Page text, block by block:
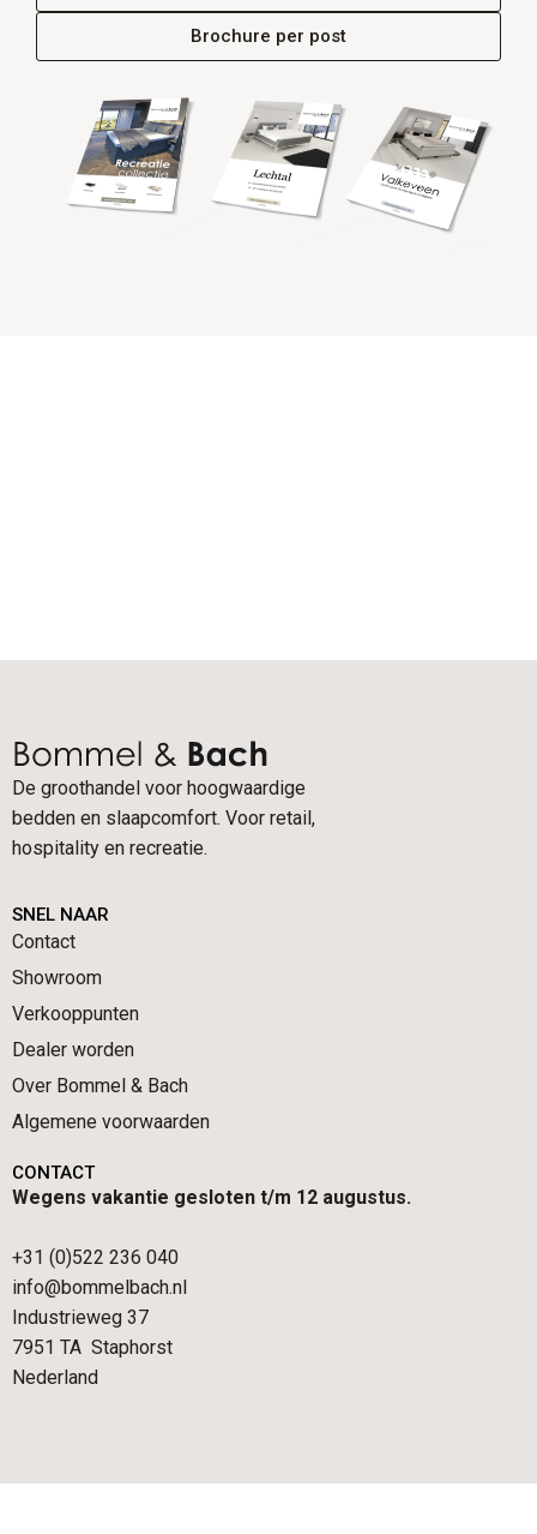
Brochure per post
De groothandel voor hoogwaardige
bedden en slaapcomfort. Voor retail,
hospitality en recreatie.
SNEL NAAR
Contact
Showroom
Verkooppunten
Dealer worden
Over Bommel & Bach
Algemene voorwaarden
CONTACT
Wegens vakantie gesloten t/m 12 augustus.
+31 (0)522 236 040
info@bommelbach.nl
Industrieweg 37
7951 TA Staphorst
Nederland